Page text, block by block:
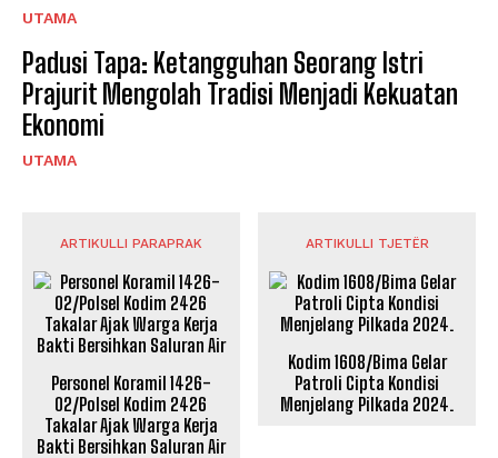
UTAMA
Padusi Tapa: Ketangguhan Seorang Istri
Prajurit Mengolah Tradisi Menjadi Kekuatan
Ekonomi
UTAMA
ARTIKULLI PARAPRAK
Personel Koramil 1426-
02/Polsel Kodim 2426
Takalar Ajak Warga Kerja
Bakti Bersihkan Saluran Air
ARTIKULLI TJETËR
Kodim 1608/Bima Gelar
Patroli Cipta Kondisi
Menjelang Pilkada 2024.